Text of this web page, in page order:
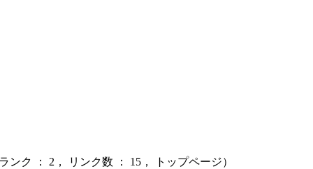
ンク ： 2， リンク数 ： 15， トップページ）